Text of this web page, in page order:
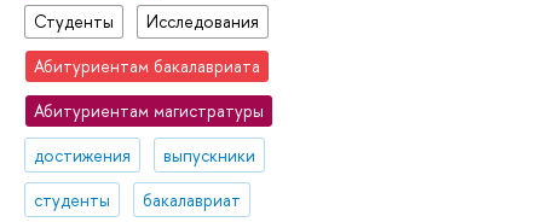
Студенты
Исследования
Абитуриентам бакалавриата
Абитуриентам магистратуры
достижения
выпускники
студенты
бакалавриат